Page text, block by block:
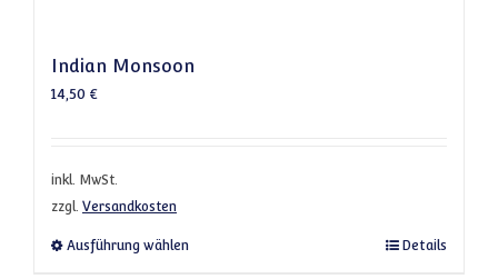
Indian Monsoon
14,50 €
inkl. MwSt.
zzgl. Versandkosten
Ausführung wählen Dieses Produkt weist mehrere Varianten
Details